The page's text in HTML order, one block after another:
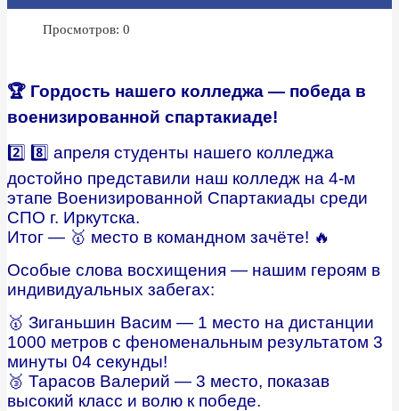
Просмотров: 0
🏆 Гордость нашего колледжа — победа в
военизированной спартакиаде!
2️⃣ 8️⃣ апреля студенты нашего колледжа
достойно представили наш колледж на 4-м
этапе Военизированной Спартакиады среди
СПО г. Иркутска.
Итог — 🥇 место в командном зачёте! 🔥
Особые слова восхищения — нашим героям в
индивидуальных забегах:
🥇 Зиганьшин Васим — 1 место на дистанции
1000 метров с феноменальным результатом 3
минуты 04 секунды!
🥉 Тарасов Валерий — 3 место, показав
высокий класс и волю к победе.